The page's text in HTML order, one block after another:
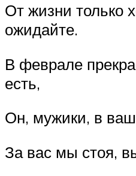
От жизни только
ожидайте.
В феврале
есть,
Он, мужики, в
За вас мы стоя,